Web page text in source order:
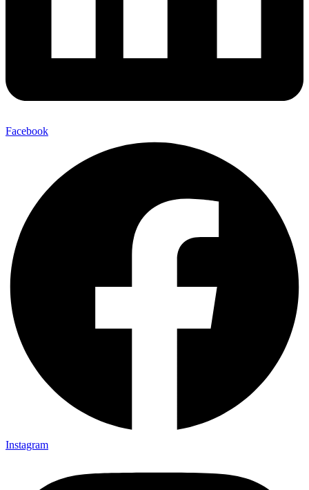
Facebook
Instagram